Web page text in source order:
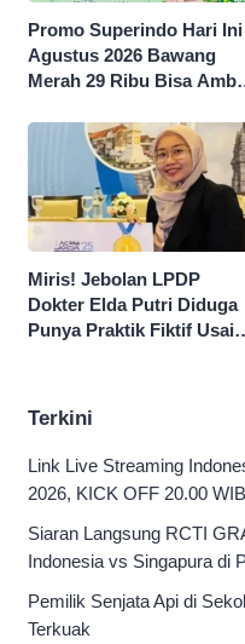
Promo Superindo Hari Ini
Agustus 2026 Bawang
Merah 29 Ribu Bisa Ambil
50 Persen
Miris! Jebolan LPDP
Dokter Elda Putri Diduga
Punya Praktik Fiktif Usai
Terkini
Link Live Streaming
2026, KICK OFF 20.00 WIB
Siaran Langsung RCTI
Indonesia vs Singapura di
Pemilik Senjata Api di
Terkuak